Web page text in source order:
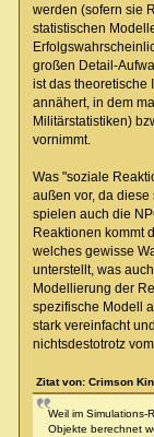
werden (sofern sie
statistischen
großen Detail-
ist das theoretische
annähert, in dem
Militärstatistiken)
vornimmt.
Was "soziale
außen vor, da
spielen auch die
Reaktionen kommt
welches gewisse
unterstellt, was
Modellierung der
spezifische Modell
stark vereinfacht
nichtsdestotrotz
Zitat von: Crimson
Weil im Simulations-
Objekte berechnet